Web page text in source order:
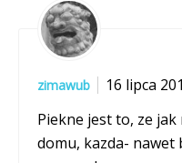
zimawub
16 lipca
Piekne jest to, ze
domu, kazda-